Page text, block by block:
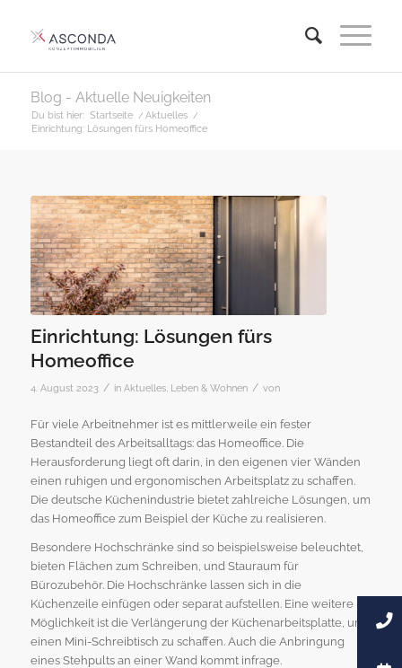
Blog - Aktuelle Neuigkeiten
Du bist hier: Startseite / Aktuelles /
Einrichtung: Lösungen fürs Homeoffice
Einrichtung: Lösungen fürs
Homeoffice
4. August 2023 / in Aktuelles, Leben & Wohnen / von
Für viele Arbeitnehmer ist es mittlerweile ein fester
Bestandteil des Arbeitsalltags: das Homeoffice. Die
Herausforderung liegt oft darin, in den eigenen vier Wänden
einen ruhigen und ergonomischen Arbeitsplatz zu schaffen.
Die deutsche Küchenindustrie bietet zahlreiche Lösungen, um
das Homeoffice zum Beispiel der Küche zu realisieren.
Besondere Hochschränke sind so beispielsweise beleuchtet,
bieten Flächen zum Schreiben, und Stauraum für
Bürozubehör. Die Hochschränke lassen sich in die
Küchenzeile einfügen oder separat aufstellen. Eine weitere
Möglichkeit ist die Verlängerung der Küchenarbeitsplatte, um
einen Mini-Schreibtisch zu schaffen. Auch die Anbringung
eines Stehpults an einer Wand kommt infrage.